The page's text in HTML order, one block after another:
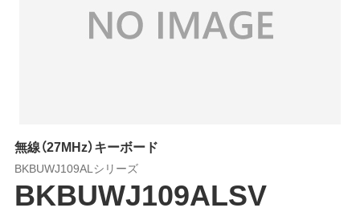
無線（27MHz）キーボード
BKBUWJ109ALシリーズ
BKBUWJ109ALSV